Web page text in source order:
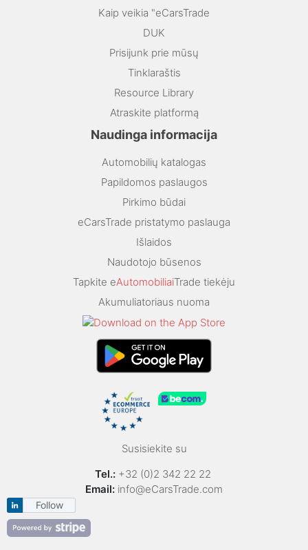
Kaip veikia "eCarsTrade
DUK
Prisijunk prie mūsų
Tinklaraštis
Resource Library
Atraskite platformą
Naudinga informacija
Automobilių katalogas
Papildomos paslaugos
Pirkimo būdai
eCarsTrade pristatymo paslauga
Išlaidos
Naudotojo būsenos
Tapkite eAutomobiliaiTrade tiekėju
Akumuliatoriaus nuoma
Susisiekite su
Tel.: +32 (0)2 342 22 22
Email: info@eCarsTrade.com
Follow